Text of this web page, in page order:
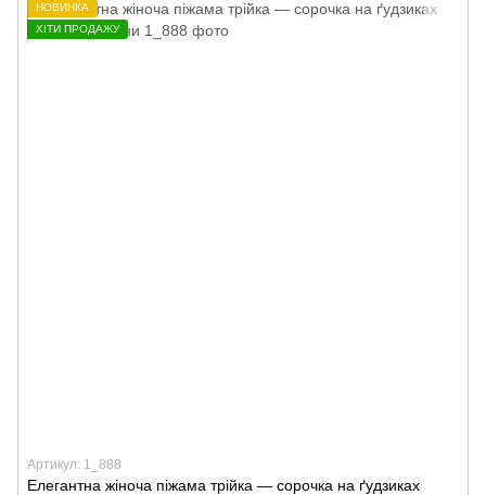
НОВИНКА
ХІТИ ПРОДАЖУ
Артикул: 1_888
Елегантна жіноча піжама трійка — сорочка на ґудзиках